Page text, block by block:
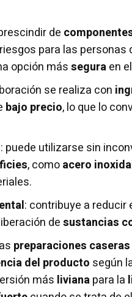
de
para las personas
opción másseguraen
se realiza con
bajo precio, lo que lo
: puede utilizarse sin
, comoacero
: contribuye a reducir
desustancias
preparaciones caseras
del producto según
más livianapara la